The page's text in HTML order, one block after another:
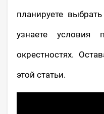
планируете
узнаете
окрестностях.
этой статьи.